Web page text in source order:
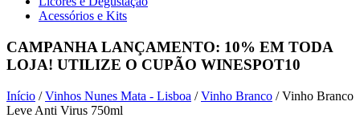
Herdade do Sobroso Alentejo
Herdade dos Coteis Alentejo
Acessórios e Kits
CAMPANHA LANÇAMENTO: 10% EM TODA
LOJA! UTILIZE O CUPÃO WINESPOT10
Início /Vinhos Nunes Mata - Lisboa /Vinho Branco / Vinho Branco
Leve Anti Virus 750ml